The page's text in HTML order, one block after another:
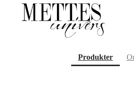
Produkter